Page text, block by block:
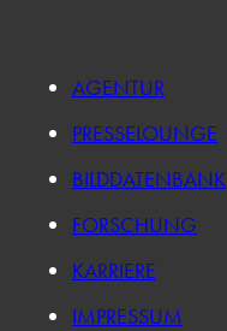
AGENTUR
PRESSELOUNGE
BILDDATENBANK
FORSCHUNG
KARRIERE
IMPRESSUM